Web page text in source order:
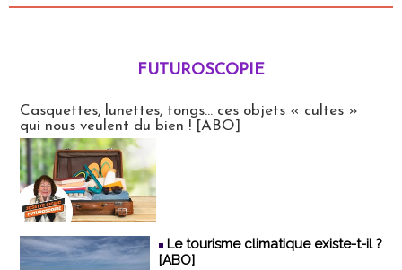
FUTUROSCOPIE
Casquettes, lunettes, tongs... ces objets « cultes »
qui nous veulent du bien ! [ABO]
Le tourisme climatique existe-t-il ?
[ABO]